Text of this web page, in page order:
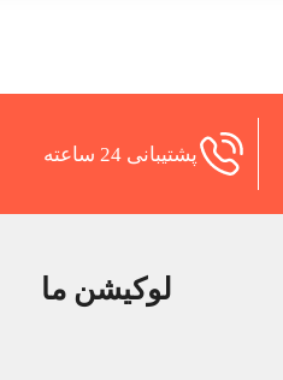
پشتیبانی 24 ساعته
لوکیشن ما